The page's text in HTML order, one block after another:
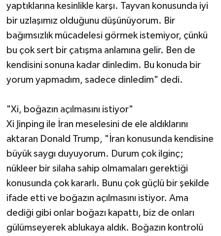
yaptıklarına kesinlikle karşı. Tayvan konusunda iyi
bir uzlaşımız olduğunu düşünüyorum. Bir
bağımsızlık mücadelesi görmek istemiyor, çünkü
bu çok sert bir çatışma anlamına gelir. Ben de
kendisini sonuna kadar dinledim. Bu konuda bir
yorum yapmadım, sadece dinledim" dedi.
"Xi, boğazın açılmasını istiyor"
Xi Jinping ile İran meselesini de ele aldıklarını
aktaran Donald Trump, "İran konusunda kendisine
büyük saygı duyuyorum. Durum çok ilginç;
nükleer bir silaha sahip olmamaları gerektiği
konusunda çok kararlı. Bunu çok güçlü bir şekilde
ifade etti ve boğazın açılmasını istiyor. Ama
dediği gibi onlar boğazı kapattı, biz de onları
gülümseyerek ablukaya aldık. Boğazın kontrolü